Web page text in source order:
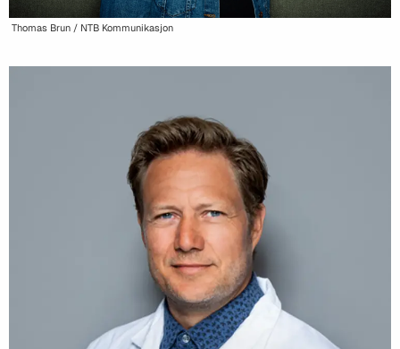
Thomas Brun / NTB Kommunikasjon